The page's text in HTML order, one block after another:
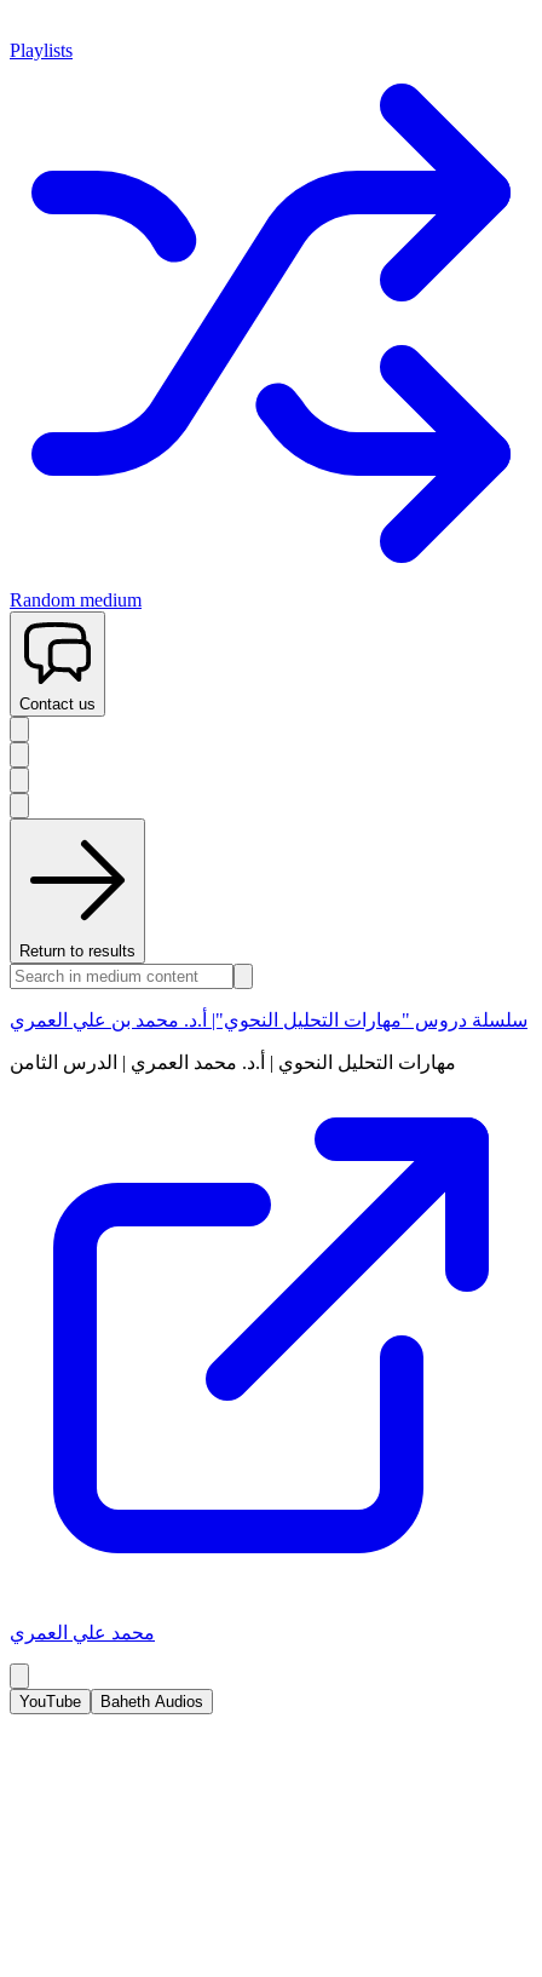
Playlists
Random medium
Contact us
Return to results
سلسلة دروس "مهارات التحليل النحوي"| أ.د. محمد بن علي العمري
مهارات التحليل النحوي | أ.د. محمد العمري | الدرس الثامن
محمد علي العمري
YouTube Baheth Audios